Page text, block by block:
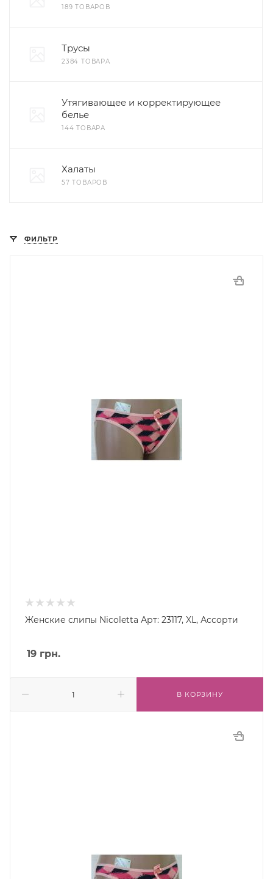
189 ТОВАРОВ
Трусы
2384 ТОВАРА
Утягивающее и корректирующее
белье
144 ТОВАРА
Халаты
57 ТОВАРОВ
ФИЛЬТР
Женские слипы Nicoletta Арт: 23117, XL, Ассорти
19 грн.
В КОРЗИНУ